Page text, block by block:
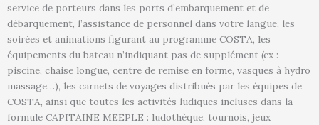
service de porteurs dans les ports d’embarquement et de
débarquement, l’assistance de personnel dans votre langue, les
soirées et animations figurant au programme COSTA, les
équipements du bateau n’indiquant pas de supplément (ex :
piscine, chaise longue, centre de remise en forme, vasques à hydro
massage…), les carnets de voyages distribués par les équipes de
COSTA, ainsi que toutes les activités ludiques incluses dans la
formule CAPITAINE MEEPLE : ludothèque, tournois, jeux